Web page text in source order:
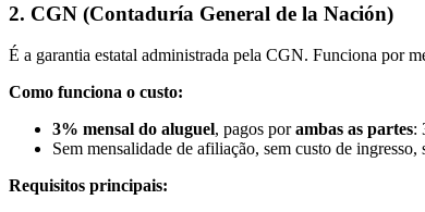
2. CGN (Contaduría General de la Nación)
É a garantia estatal administrada pela CGN. Funciona por
Como funciona o custo:
3% mensal do aluguel, pagos porambas as partes:
Sem mensalidade de afiliação, sem custo de
Requisitos principais: